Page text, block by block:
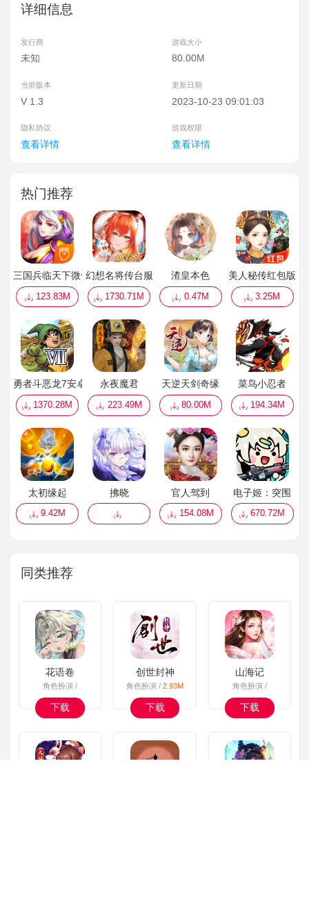
详细信息
发行商 游戏大小
未知 80.00M
当前版本 更新日期
V 1.3 2023-10-23 09:01:03
隐私协议 游戏权限
查看详情 查看详情
热门推荐
三国兵临天下微信版
123.83M
幻想名将传台服
1730.71M
渣皇本色
0.47M
美人秘传红包版
3.25M
勇者斗恶龙7安卓汉化版
1370.28M
永夜魔君
223.49M
天逆天剑奇缘
80.00M
菜鸟小忍者
194.34M
太初缘起
9.42M
拂晓 官人驾到
154.08M
电子姬：突围
670.72M
同类推荐
花语卷
角色扮演 /
下载
创世封神
角色扮演 /2.93M
下载
山海记
角色扮演 /
下载